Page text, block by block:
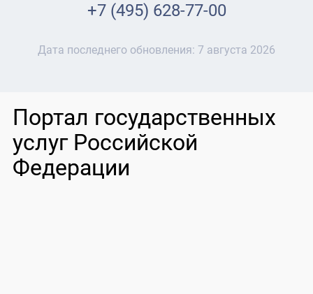
+7 (495) 628-77-00
Дата последнего обновления: 7 августа 2026
Портал государственных
услуг Российской
Федерации